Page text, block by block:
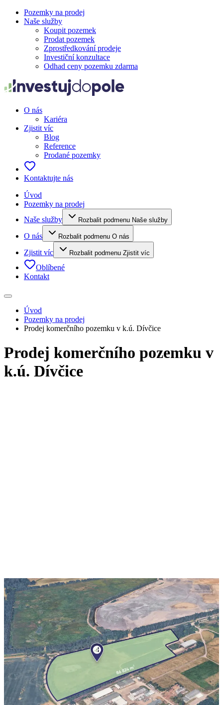
Pozemky na prodej
Naše služby
Koupit pozemek
Prodat pozemek
Zprostředkování prodeje
Investiční konzultace
Odhad ceny pozemku zdarma
O nás
Kariéra
Zjistit víc
Blog
Reference
Prodané pozemky
Kontaktujte nás
Úvod
Pozemky na prodej
Naše služby
Rozbalit podmenu Naše služby
O nás Rozbalit podmenu O nás
Zjistit víc Rozbalit podmenu Zjistit víc
Oblíbené
Kontakt
Úvod
Pozemky na prodej
Prodej komerčního pozemku v k.ú. Dívčice
Prodej komerčního pozemku v
k.ú. Dívčice